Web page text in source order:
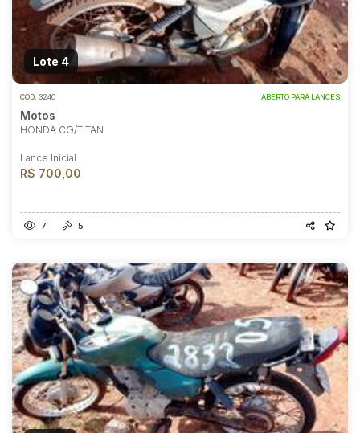
Lote 4
COD. 3240 ABERTO PARA LANCES
Motos
HONDA CG/TITAN
Lance Inicial
R$ 700,00
7 5